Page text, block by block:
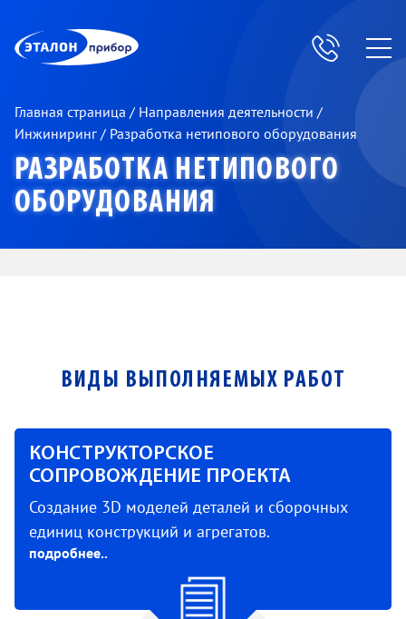
Главная страница / Направления деятельности /
Инжиниринг / Разработка нетипового оборудования
РАЗРАБОТКА НЕТИПОВОГО
ОБОРУДОВАНИЯ
ВИДЫ ВЫПОЛНЯЕМЫХ РАБОТ
КОНСТРУКТОРСКОЕ
СОПРОВОЖДЕНИЕ ПРОЕКТА
Создание 3D моделей деталей и сборочных
единиц конструкций и агрегатов.
Визуализация разработанных моделей изделий
Аэрогидродинамический расчёт методом
подробнее..